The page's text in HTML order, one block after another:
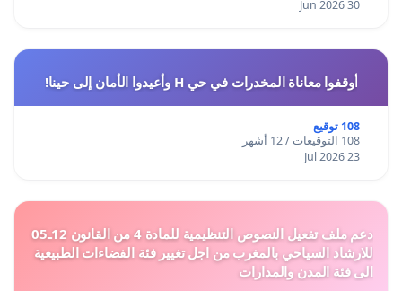
30 Jun 2026
أوقفوا معاناة المخدرات في حي H وأعيدوا الأمان إلى حينا!
108 توقيع
108 التوقيعات / 12 أشهر
23 Jul 2026
دعم ملف تفعيل النصوص التنظيمية للمادة 4 من القانون 12ـ05
للارشاد السياحي بالمغرب من اجل تغيير فئة الفضاءات الطبيعية
الى فئة المدن والمدارات